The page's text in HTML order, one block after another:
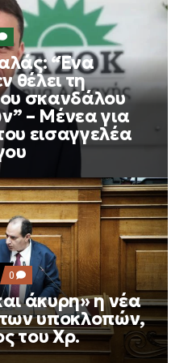
ΤΟΥ
ΤΗΝ
ΑΠΌΦΑΣΗ
ΕΙΣΑΓΓΕΛΈΑ
“Ένα
θέλει τη
σκανδάλου
– Μένεα για
εισαγγελέα
0 COMMENTS
ON
«ΚΑΙΝΟΦΑΝΉΣ
ΚΑΙ
ΆΚΥΡΗ»
Η
ΝΈΑ
άκυρη» η νέα
υποκλοπών,
του Χρ.